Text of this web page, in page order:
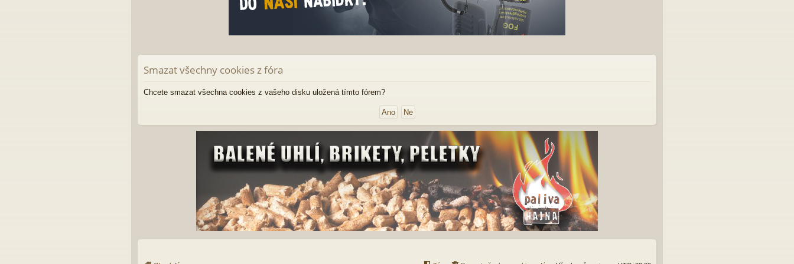
Smazat všechny cookies z fóra
Chcete smazat všechna cookies z vašeho disku uložená tímto fórem?